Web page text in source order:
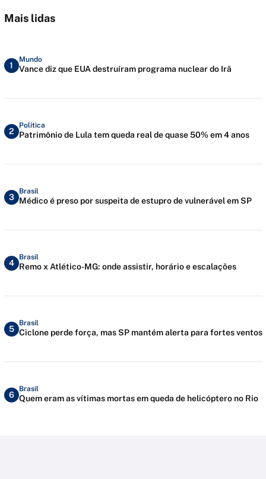
Mais lidas
1
Mundo
Vance diz que EUA destruíram programa nuclear do Irã
2
Política
Patrimônio de Lula tem queda real de quase 50% em 4 anos
3
Brasil
Médico é preso por suspeita de estupro de vulnerável em SP
4
Brasil
Remo x Atlético-MG: onde assistir, horário e escalações
5
Brasil
Ciclone perde força, mas SP mantém alerta para fortes ventos
6
Brasil
Quem eram as vítimas mortas em queda de helicóptero no Rio